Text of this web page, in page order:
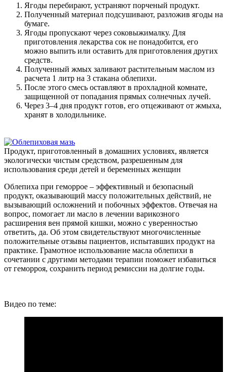
Ягоды перебирают, устраняют порченый продукт.
Полученный материал подсушивают, разложив ягоды на
бумаге.
Ягоды пропускают через соковыжималку. Для
приготовления лекарства сок не понадобится, его
можно выпить или оставить для приготовления других
средств.
Полученный жмых заливают растительным маслом из
расчета 1 литр на 3 стакана облепихи.
После этого смесь оставляют в прохладной комнате,
защищенной от попадания прямых солнечных лучей.
Через 3–4 дня продукт готов, его отцеживают от жмыха,
хранят в холодильнике.
Продукт, приготовленный в домашних условиях, является
экологически чистым средством, разрешенным для
использования среди детей и беременных женщин
Облепиха при геморрое – эффективный и безопасный
продукт, оказывающий массу положительных действий, не
вызывающий осложнений и побочных эффектов. Отвечая на
вопрос, помогает ли масло в лечении варикозного
расширения вен прямой кишки, можно с уверенностью
ответить, да. Об этом свидетельствуют многочисленные
положительные отзывы пациентов, испытавших продукт на
практике. Грамотное использование масла облепихи в
сочетании с другими методами терапии поможет избавиться
от геморроя, сохранить период ремиссии на долгие годы.
Видео по теме: